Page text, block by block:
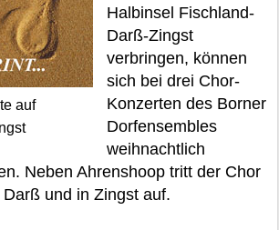
auf
Halbinsel Fischland-
Darß-Zingst
verbringen, können
sich bei drei Chor-
Konzerten des Borner
Dorfensembles
weihnachtlich
Neben Ahrenshoop tritt der Chor
und in Zingst auf.